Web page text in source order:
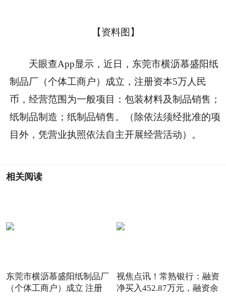
【资料图】
天眼查App显示，近日，东莞市横沥慕盛阳纸
制品厂（个体工商户）成立，注册资本5万人民
币，经营范围为一般项目：包装材料及制品销售；
纸制品制造；纸制品销售。（除依法须经批准的项
目外，凭营业执照依法自主开展经营活动）。
相关阅读
东莞市横沥慕盛阳纸制品厂
（个体工商户）成立 注册
视焦点讯！常熟银行：融资
净买入452.87万元，融资余